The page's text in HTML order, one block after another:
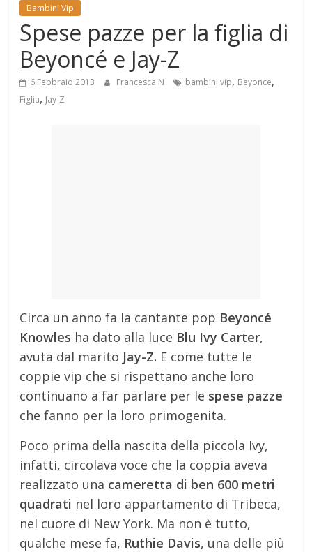
Mondo
Bambini Vip
Spese pazze per la figlia di
Beyoncé e Jay-Z
6 Febbraio 2013 Francesca N bambini vip, Beyonce,
Figlia, Jay-Z
Circa un anno fa la cantante pop Beyoncé
Knowles ha dato alla luce Blu Ivy Carter,
avuta dal marito Jay-Z. E come tutte le
coppie vip che si rispettano anche loro
continuano a far parlare per le spese pazze
che fanno per la loro primogenita.
Poco prima della nascita della piccola Ivy,
infatti, circolava voce che la coppia aveva
realizzato una cameretta di ben 600 metri
quadrati nel loro appartamento di Tribeca,
nel cuore di New York. Ma non è tutto,
qualche mese fa, Ruthie Davis, una delle più